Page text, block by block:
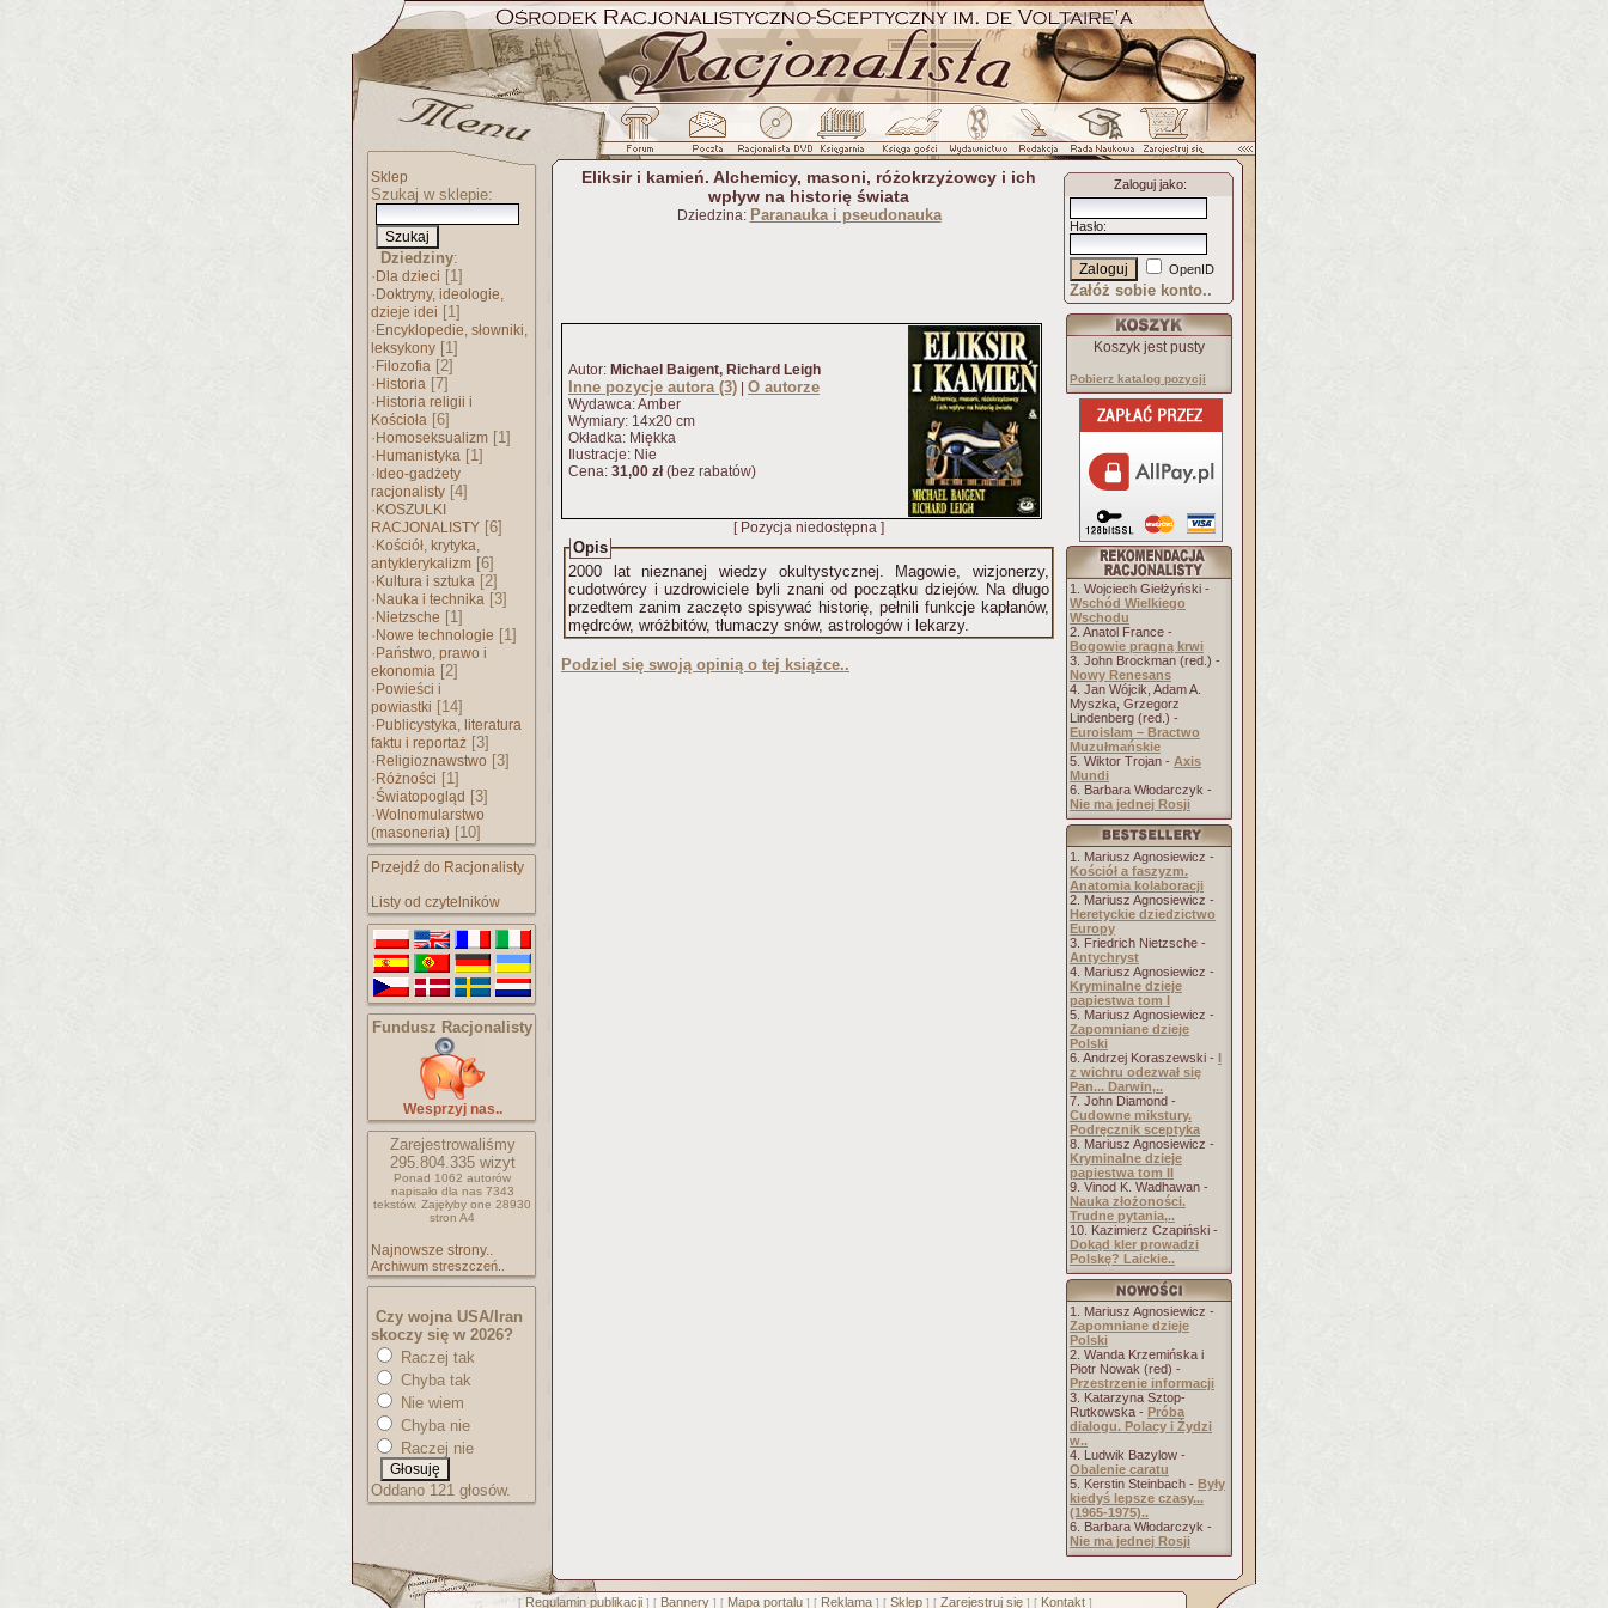
Sklep
Szukaj w sklepie:
Dziedziny:
· Dla dzieci [1]
· Doktryny, ideologie,
dzieje idei [1]
· Encyklopedie, słowniki,
leksykony [1]
· Filozofia [2]
· Historia [7]
· Historia religii i
Kościoła [6]
· Homoseksualizm [1]
· Humanistyka [1]
· Ideo-gadżety
racjonalisty [4]
· KOSZULKI
RACJONALISTY [6]
· Kościół, krytyka,
antyklerykalizm [6]
· Kultura i sztuka [2]
· Nauka i technika [3]
· Nietzsche [1]
· Nowe technologie [1]
· Państwo, prawo i
ekonomia [2]
· Powieści i
powiastki [14]
· Publicystyka, literatura
faktu i reportaż [3]
· Religioznawstwo [3]
· Różności [1]
·Światopogląd [3]
·Wolnomularstwo
(masoneria) [10]
Przejdź do Racjonalisty
Listy od czytelników
Fundusz Racjonalisty
Wesprzyj nas..
Zarejestrowaliśmy
295.804.335wizyt
Ponad 1062 autorów
napisało dla nas 7343
tekstów. Zajęłyby one 28930
stron A4
Najnowsze strony..
Archiwum streszczeń..
Czy wojna USA/Iran
skoczy się w 2026?
Raczej tak
Chyba tak
Nie wiem
Chyba nie
Raczej nie
Oddano 121 głosów.
Eliksir i kamień. Alchemicy, masoni, różokrzyżowcy i ich
wpływ na historię świata
Dziedzina: Paranauka i pseudonauka
Autor: Michael Baigent, Richard Leigh
Inne pozycje autora (3) O autorze
Wydawca: Amber
Wymiary: 14x20 cm
Okładka: Miękka
Ilustracje: Nie
Cena: 31,00 zł(bez rabatów)
[ Pozycja niedostępna ]
Opis
2000 lat nieznanej wiedzy okultystycznej. Magowie, wizjonerzy,
cudotwórcy i uzdrowiciele byli znani od początku dziejów. Na długo
przedtem zanim zaczęto spisywać historię, pełnili funkcje kapłanów,
mędrców, wróżbitów, tłumaczy snów, astrologów i lekarzy.
Podziel się swoją opinią o tej książce..
Zaloguj jako:
Hasło:
OpenID
Załóż sobie konto..
Koszyk jest pusty
Pobierz katalog pozycji
1. Wojciech Giełżyński -
Wschód Wielkiego
Wschodu
2. Anatol France -
Bogowie pragną krwi
3. John Brockman (red.) -
Nowy Renesans
4. Jan Wójcik, Adam A.
Myszka, Grzegorz
Lindenberg (red.) -
Euroislam – Bractwo
Muzułmańskie
5. Wiktor Trojan - Axis
Mundi
6. Barbara Włodarczyk -
Nie ma jednej Rosji
1. Mariusz Agnosiewicz -
Kościół a faszyzm.
Anatomia kolaboracji
2. Mariusz Agnosiewicz -
Heretyckie dziedzictwo
Europy
3. Friedrich Nietzsche -
Antychryst
4. Mariusz Agnosiewicz -
Kryminalne dzieje
papiestwa tom I
5. Mariusz Agnosiewicz -
Zapomniane dzieje
Polski
6. Andrzej Koraszewski - I
z wichru odezwał się
Pan... Darwin,..
7. John Diamond -
Cudowne mikstury.
Podręcznik sceptyka
8. Mariusz Agnosiewicz -
Kryminalne dzieje
papiestwa tom II
9. Vinod K. Wadhawan -
Nauka złożoności.
Trudne pytania,..
10. Kazimierz Czapiński -
Dokąd kler prowadzi
Polskę? Laickie..
1. Mariusz Agnosiewicz -
Zapomniane dzieje
Polski
2. Wanda Krzemińska i
Piotr Nowak (red) -
Przestrzenie informacji
3. Katarzyna Sztop-
Rutkowska - Próba
dialogu. Polacy i Żydzi
w..
4. Ludwik Bazylow -
Obalenie caratu
5. Kerstin Steinbach - Były
kiedyś lepsze czasy...
(1965-1975)..
6. Barbara Włodarczyk -
Nie ma jednej Rosji
[ Regulamin publikacji] [ Bannery] [ Mapa portalu] [ Reklama] [ Sklep] [ Zarejestruj się] [ Kontakt]